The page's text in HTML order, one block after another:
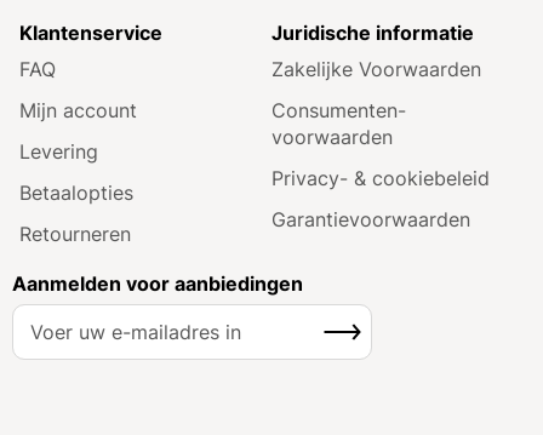
Klantenservice
FAQ
Mijn account
Levering
Betaalopties
Retourneren
Juridische informatie
Zakelijke Voorwaarden
Consumenten­
voorwaarden
Privacy- & cookiebeleid
Garantie­voorwaarden
Aanmelden voor aanbiedingen
A
Inschrijven